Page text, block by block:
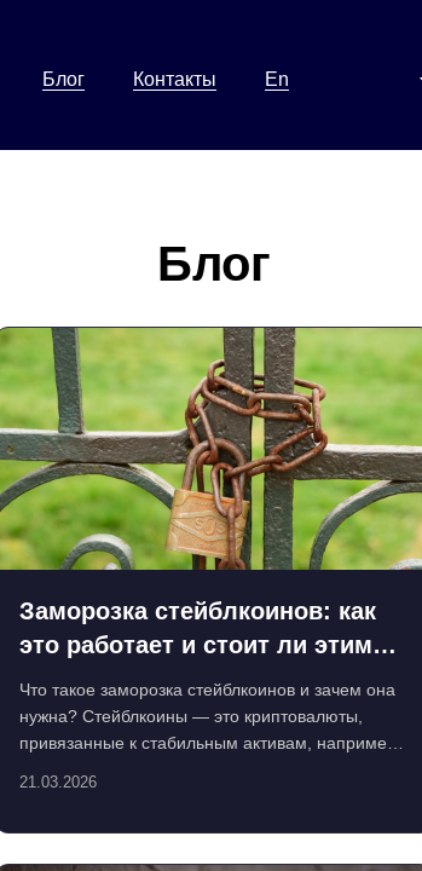
Блог Контакты En
Блог
Заморозка стейблкоинов: как
это работает и стоит ли этим
пользоваться?
Что такое заморозка стейблкоинов и зачем она
нужна? Стейблкоины — это криптовалюты,
привязанные к стабильным активам, например,
21.03.2026